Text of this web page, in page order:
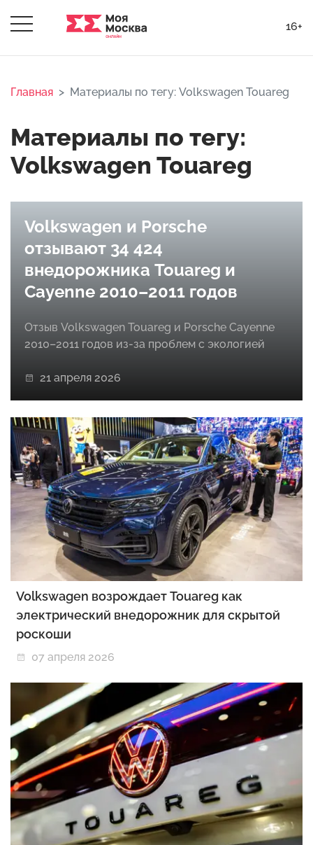
16+
Главная Материалы по тегу: Volkswagen Touareg
Материалы по тегу:
Volkswagen Touareg
Volkswagen и Porsche
отзывают 34 424
внедорожника Touareg и
Cayenne 2010–2011 годов
Отзыв Volkswagen Touareg и Porsche Cayenne
2010–2011 годов из-за проблем с экологией
21 апреля 2026
Volkswagen возрождает Touareg как
электрический внедорожник для скрытой
роскоши
07 апреля 2026